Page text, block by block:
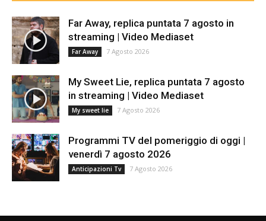
Far Away, replica puntata 7 agosto in
streaming | Video Mediaset
Far Away 7 Agosto 2026
My Sweet Lie, replica puntata 7 agosto
in streaming | Video Mediaset
My sweet lie 7 Agosto 2026
Programmi TV del pomeriggio di oggi |
venerdì 7 agosto 2026
Anticipazioni Tv 7 Agosto 2026